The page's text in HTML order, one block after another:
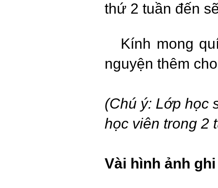
thứ 2 tuần đến
Kính mong
nguyện thêm
(Chú ý: Lớp học
học viên trong 2
Vài hình ảnh